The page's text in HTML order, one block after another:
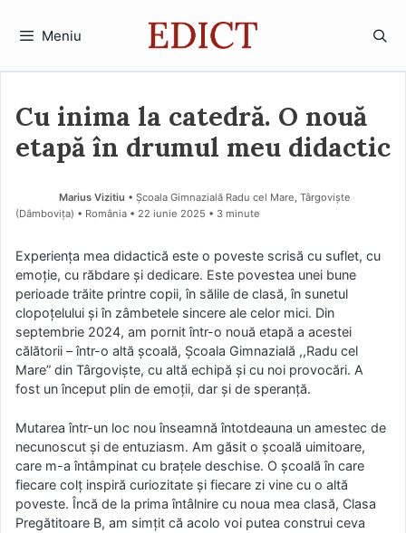
Meniu
Cu inima la catedră. O nouă
etapă în drumul meu didactic
Marius Vizitiu • Școala Gimnazială Radu cel Mare, Târgoviște
(Dâmboviţa) • România
22 iunie 2025 • 3 minute
Experiența mea didactică este o poveste scrisă cu suflet, cu
emoție, cu răbdare și dedicare. Este povestea unei bune
perioade trăite printre copii, în sălile de clasă, în sunetul
clopoțelului și în zâmbetele sincere ale celor mici. Din
septembrie 2024, am pornit într-o nouă etapă a acestei
călătorii – într-o altă școală, Școala Gimnazială ,,Radu cel
Mare” din Târgoviște, cu altă echipă și cu noi provocări. A
fost un început plin de emoții, dar și de speranță.
Mutarea într-un loc nou înseamnă întotdeauna un amestec de
necunoscut și de entuziasm. Am găsit o școală uimitoare,
care m-a întâmpinat cu brațele deschise. O școală în care
fiecare colț inspiră curiozitate și fiecare zi vine cu o altă
poveste. Încă de la prima întâlnire cu noua mea clasă, Clasa
Pregătitoare B, am simțit că acolo voi putea construi ceva